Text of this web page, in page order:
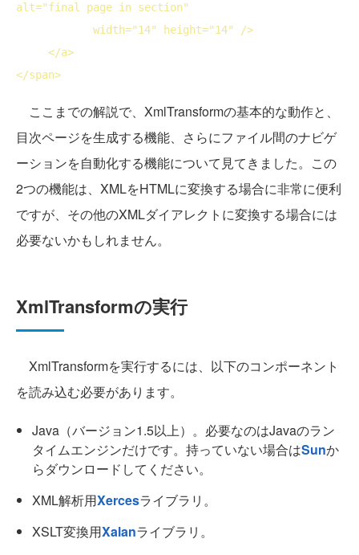
alt="final page in section"
width="14" height="14" />
</a>
</span>
ここまでの解説で、XmlTransformの基本的な動作と、
目次ページを生成する機能、さらにファイル間のナビゲ
ーションを自動化する機能について見てきました。この
2つの機能は、XMLをHTMLに変換する場合に非常に便利
ですが、その他のXMLダイアレクトに変換する場合には
必要ないかもしれません。
XmlTransformの実行
XmlTransformを実行するには、以下のコンポーネント
を読み込む必要があります。
Java（バージョン1.5以上）。必要なのはJavaのラン
タイムエンジンだけです。持っていない場合はSunか
らダウンロードしてください。
XML解析用Xercesライブラリ。
XSLT変換用Xalanライブラリ。